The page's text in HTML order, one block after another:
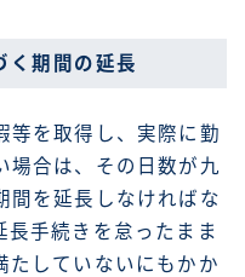
く期間の延長
を取得し、実際に勤
場合は、その日数が九
間を延長しなければな
長手続きを怠ったまま
たしていないにもかか